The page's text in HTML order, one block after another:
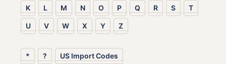
K L M N O P Q R S T
U V W X Y Z
* ? US Import Codes